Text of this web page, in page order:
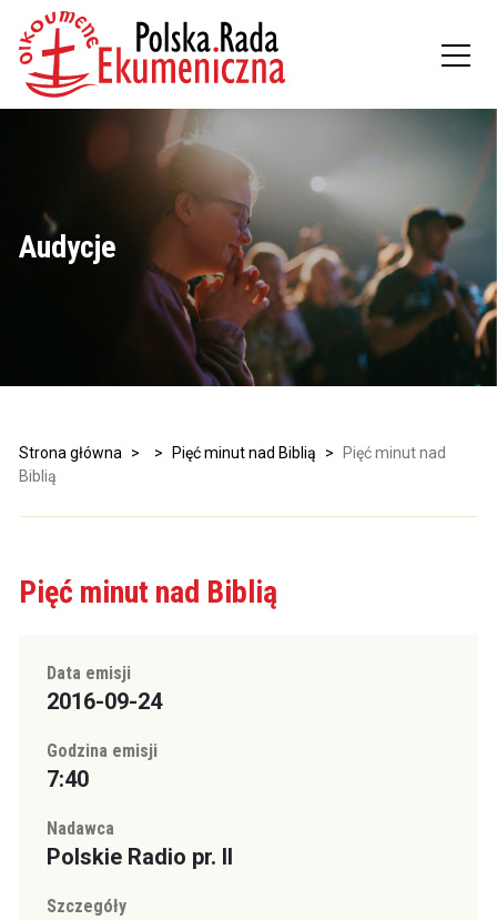
Audycje
Strona główna > > Pięć minut nad Biblią >
Pięć minut nad
Biblią
Pięć minut nad Biblią
Data emisji
2016-09-24
Godzina emisji
7:40
Nadawca
Polskie Radio pr. II
Szczegóły